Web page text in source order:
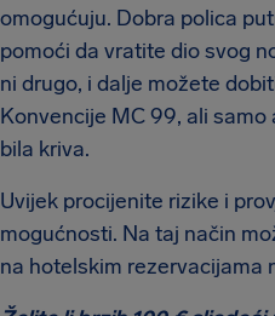
omogućuju. Dobra polica
pomoći da vratite dio svog
ni drugo, i dalje možete
Konvencije MC 99, ali
bila kriva.
Uvijek procijenite rizike i
mogućnosti. Na taj način
na hotelskim rezervacijama